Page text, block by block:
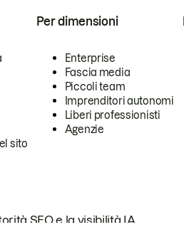
sito
Per dimensioni
Enterprise
Fascia media
Piccoli team
Imprenditori autonomi
Liberi professionisti
Agenzie
SEO e la visibilità IA.